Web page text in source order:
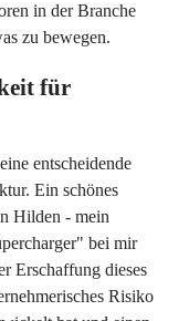
in der Branche
zu bewegen.
für
entscheidende
Ein schönes
Hilden - mein
bei mir
Erschaffung dieses
Risiko